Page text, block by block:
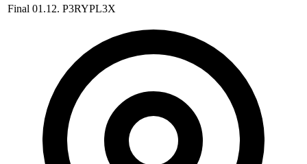
Final 01.12. P3RYPL3X